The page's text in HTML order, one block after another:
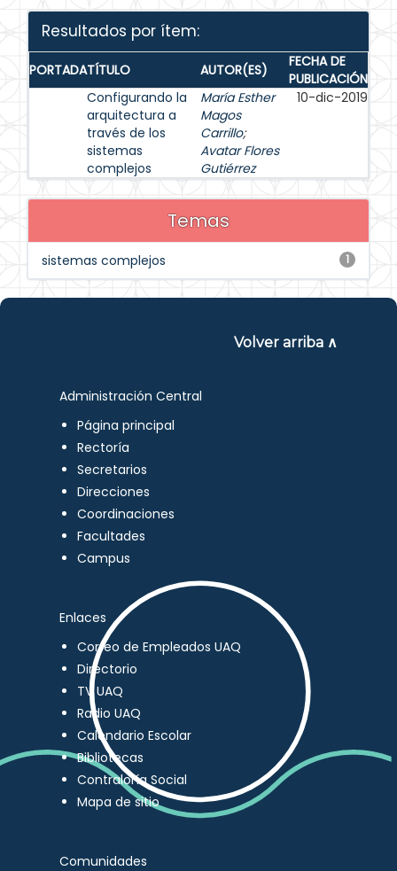
Resultados por ítem:
PORTADATÍTULO AUTOR(ES)
FECHA DE
PUBLICACIÓN
Configurando la
arquitectura a
través de los
sistemas
complejos
María Esther
Magos
Carrillo;
Avatar Flores
Gutiérrez
10-dic-2019
Temas
1
sistemas complejos
Volver arriba ∧
Administración Central
Página principal
Rectoría
Secretarios
Direcciones
Coordinaciones
Facultades
Campus
Enlaces
Correo de Empleados UAQ
Directorio
TV UAQ
Radio UAQ
Calendario Escolar
Bibliotecas
Contraloría Social
Mapa de sitio
Comunidades